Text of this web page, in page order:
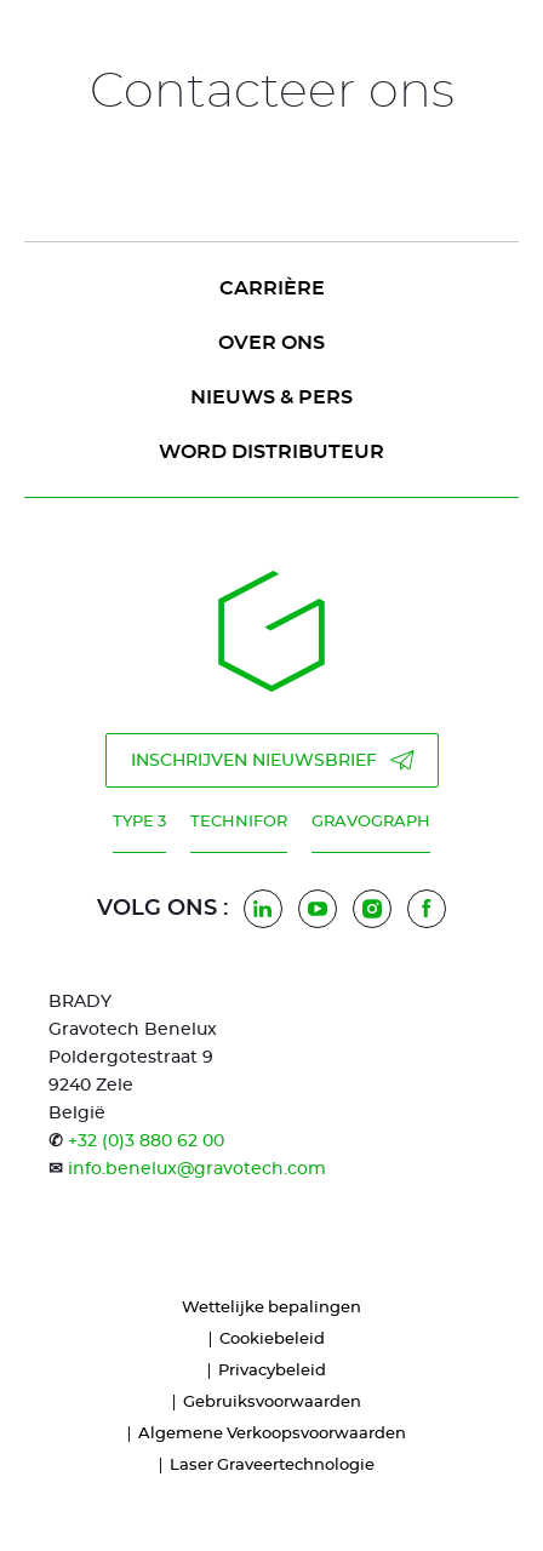
Contacteer ons
CARRIÈRE
OVER ONS
NIEUWS & PERS
WORD DISTRIBUTEUR
INSCHRIJVEN NIEUWSBRIEF
TYPE 3 TECHNIFOR GRAVOGRAPH
VOLG ONS : LinkedInYoutubeInstagramFacebook
BRADY
Gravotech Benelux
Poldergotestraat 9
9240 Zele
België
✆ +32 (0)3 880 62 00
✉ info.benelux@gravotech.com
Wettelijke bepalingen
Cookiebeleid
Privacybeleid
Gebruiksvoorwaarden
Algemene Verkoopsvoorwaarden
Laser Graveertechnologie